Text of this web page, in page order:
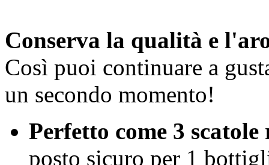
Conserva la qualità e
Così puoi continuare a
un secondo momento!
Perfetto come 3 scatole
posto sicuro per 1